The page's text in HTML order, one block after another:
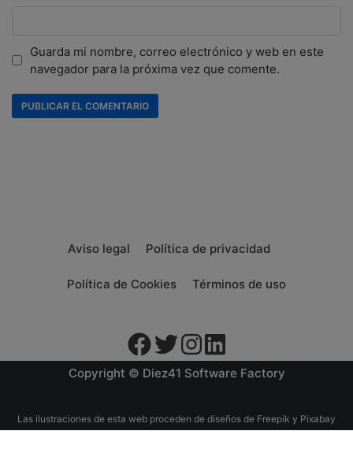
Guarda mi nombre, correo electrónico y web en este
navegador para la próxima vez que comente.
Aviso legal Política de privacidad
Política de Cookies Términos de uso
Copyright © Diez41 Software Factory
Las ilustraciones de esta web proceden de diseños de Freepik y Pixabay